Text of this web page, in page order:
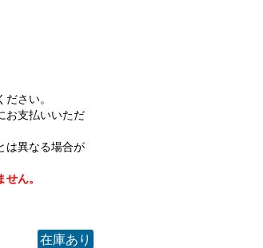
さい。
お支払いいただ
は異なる場合が
ん。
在庫あり